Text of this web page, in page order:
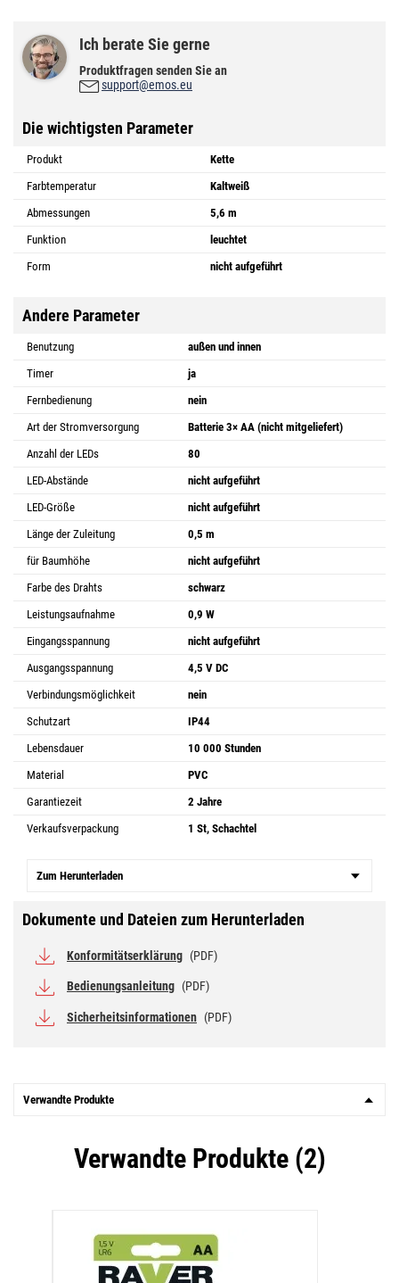
Ich berate Sie gerne
Produktfragen senden Sie an
support@emos.eu
Die wichtigsten Parameter
Produkt
Kette
Farbtemperatur
Kaltweiß
Abmessungen
5,6 m
Funktion
leuchtet
Form
nicht aufgeführt
Andere Parameter
Benutzung
außen und innen
Timer
ja
Fernbedienung
nein
Art der Stromversorgung
Batterie 3× AA (nicht mitgeliefert)
Anzahl der LEDs
80
LED-Abstände
nicht aufgeführt
LED-Größe
nicht aufgeführt
Länge der Zuleitung
0,5 m
für Baumhöhe
nicht aufgeführt
Farbe des Drahts
schwarz
Leistungsaufnahme
0,9 W
Eingangsspannung
nicht aufgeführt
Ausgangsspannung
4,5 V DC
Verbindungsmöglichkeit
nein
Schutzart
IP44
Lebensdauer
10 000 Stunden
Material
PVC
Garantiezeit
2 Jahre
Verkaufsverpackung
1 St, Schachtel
Zum Herunterladen
Dokumente und Dateien zum Herunterladen
Konformitätserklärung (PDF)
Bedienungsanleitung (PDF)
Sicherheitsinformationen (PDF)
Verwandte Produkte
Verwandte Produkte (2)